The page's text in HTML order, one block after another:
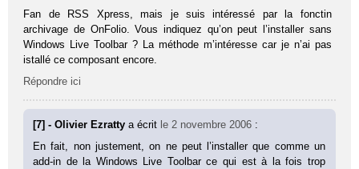
Fan de RSS Xpress, mais je suis intéressé par la fonctin
archivage de OnFolio. Vous indiquez qu’on peut l’installer sans
Windows Live Toolbar ? La méthode m’intéresse car je n’ai pas
istallé ce composant encore.
Répondre ici
[7] - Olivier Ezrattya écrit le 2 novembre 2006 :
En fait, non justement, on ne peut l’installer que comme un
add-in de la Windows Live Toolbar ce qui est à la fois trop